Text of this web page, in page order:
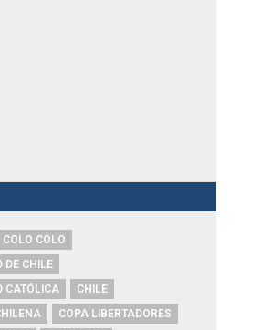
COLO COLO
DE CHILE
CATÓLICA
CHILE
COPA LIBERTADORES